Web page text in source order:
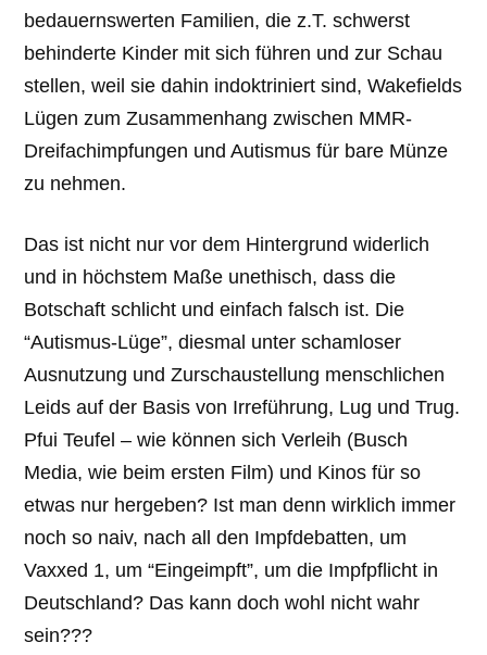
bedauernswerten Familien, die z.T. schwerst
behinderte Kinder mit sich führen und zur Schau
stellen, weil sie dahin indoktriniert sind, Wakefields
Lügen zum Zusammenhang zwischen MMR-
Dreifachimpfungen und Autismus für bare Münze
zu nehmen.
Das ist nicht nur vor dem Hintergrund widerlich
und in höchstem Maße unethisch, dass die
Botschaft schlicht und einfach falsch ist. Die
“Autismus-Lüge”, diesmal unter schamloser
Ausnutzung und Zurschaustellung menschlichen
Leids auf der Basis von Irreführung, Lug und Trug.
Pfui Teufel – wie können sich Verleih (Busch
Media, wie beim ersten Film) und Kinos für so
etwas nur hergeben? Ist man denn wirklich immer
noch so naiv, nach all den Impfdebatten, um
Vaxxed 1, um “Eingeimpft”, um die Impfpflicht in
Deutschland? Das kann doch wohl nicht wahr
sein???